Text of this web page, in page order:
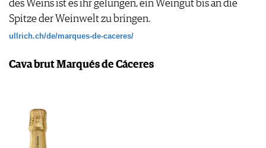
des Weins ist es ihr gelungen, ein Weingut bis an die
Spitze der Weinwelt zu bringen.
ullrich.ch/de/marques-de-caceres/
Cava brut Marqués de Cáceres